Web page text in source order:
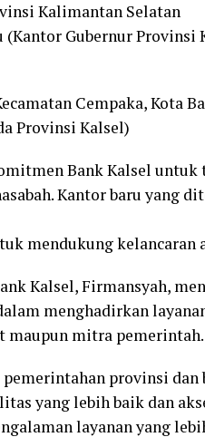
Kalimantan Selatan
(Kantor Gubernur Provinsi
Cempaka, Kota
Provinsi Kalsel)
Bank Kalsel
Kantor baru yang
mendukung kelancaran
Kalsel, Firmansyah,
menghadirkan
maupun mitra pemerintah.
provinsi
yang lebih baik dan
layanan yang